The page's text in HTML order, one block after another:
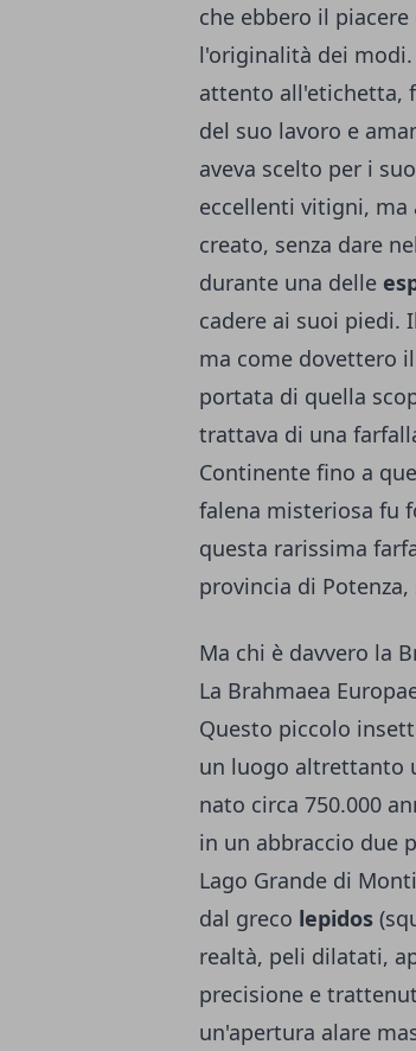
che ebbero il
l'originalità dei
attento all'etichetta,
del suo lavoro e
aveva scelto per i
eccellenti vitigni, ma
creato, senza dare
durante una delle
cadere ai suoi piedi.
ma come dovettero
portata di quella
trattava di una
Continente fino a
falena misteriosa fu
questa rarissima
provincia di
Ma chi è davvero la
La Brahmaea
Questo piccolo
un luogo altrettanto
nato circa 750.000
in un abbraccio due
Lago Grande di
dal greco lepidos
realtà, peli dilatati,
precisione e
un'apertura alare